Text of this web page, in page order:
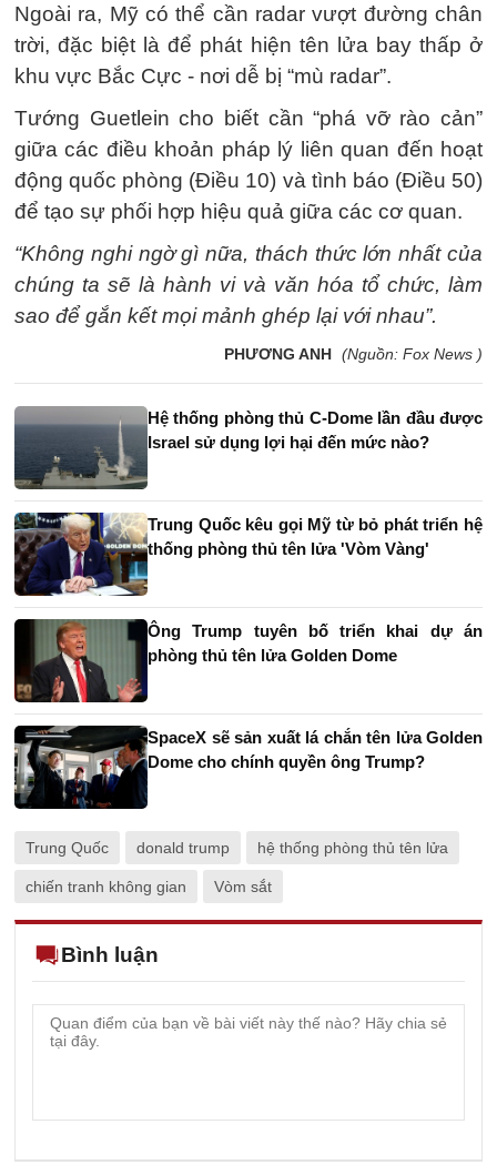
Ngoài ra, Mỹ có thể cần radar vượt đường chân
trời, đặc biệt là để phát hiện tên lửa bay thấp ở
khu vực Bắc Cực - nơi dễ bị “mù radar”.
Tướng Guetlein cho biết cần “phá vỡ rào cản”
giữa các điều khoản pháp lý liên quan đến hoạt
động quốc phòng (Điều 10) và tình báo (Điều 50)
để tạo sự phối hợp hiệu quả giữa các cơ quan.
“Không nghi ngờ gì nữa, thách thức lớn nhất của
chúng ta sẽ là hành vi và văn hóa tổ chức, làm
sao để gắn kết mọi mảnh ghép lại với nhau”.
PHƯƠNG ANH (Nguồn: Fox News )
Hệ thống phòng thủ C-Dome lần đầu được
Israel sử dụng lợi hại đến mức nào?
Trung Quốc kêu gọi Mỹ từ bỏ phát triển hệ
thống phòng thủ tên lửa 'Vòm Vàng'
Ông Trump tuyên bố triển khai dự án
phòng thủ tên lửa Golden Dome
SpaceX sẽ sản xuất lá chắn tên lửa Golden
Dome cho chính quyền ông Trump?
Trung Quốc donald trump hệ thống phòng thủ tên lửa
chiến tranh không gian Vòm sắt
Bình luận